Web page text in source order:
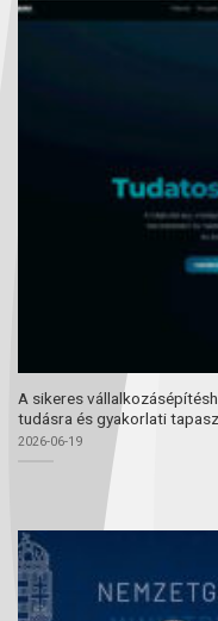
A sikeres
tudásra és gyakorlati
2026-06-19